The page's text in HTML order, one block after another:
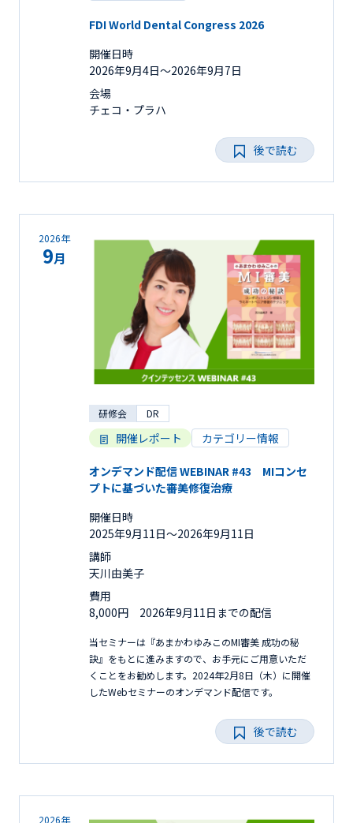
FDI World Dental Congress 2026
開催日時
2026年9月4日〜2026年9月7日
会場
チェコ・プラハ
後で読む
2026年
9月
研修会 DR
開催レポート カテゴリー情報
オンデマンド配信 WEBINAR #43 MIコンセ
プトに基づいた審美修復治療
開催日時
2025年9月11日〜2026年9月11日
講師
天川由美子
費用
8,000円 2026年9月11日までの配信
当セミナーは『あまかわゆみこのMI審美 成功の秘
訣』をもとに進みますので、お手元にご用意いただ
くことをお勧めします。2024年2月8日（木）に開催
したWebセミナーのオンデマンド配信です。
後で読む
2026年